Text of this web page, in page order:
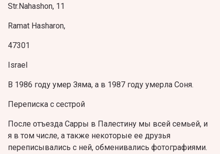
Str.Nahashon, 11
Ramat Hasharon,
47301
Israel
В 1986 году умер Зяма, а в 1987 году умерла Соня.
Переписка с сестрой
После отъезда Сарры в Палестину мы всей семьей, и
я в том числе, а также некоторые ее друзья
переписывались с ней, обменивались фотографиями.